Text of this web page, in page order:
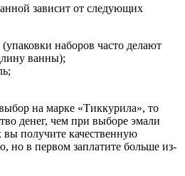
зависит от следующих
наборов часто делают
ванны);
на марке «Тиккурила», то
денег, чем при выборе эмали
вы получите качественную
но в первом заплатите больше из-